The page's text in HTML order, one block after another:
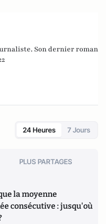
Son dernier roman
24 Heures 7 Jours
PLUS PARTAGES
la moyenne
consécutive : jusqu'où